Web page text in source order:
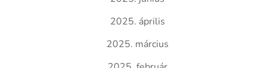
2025. április
2025. március